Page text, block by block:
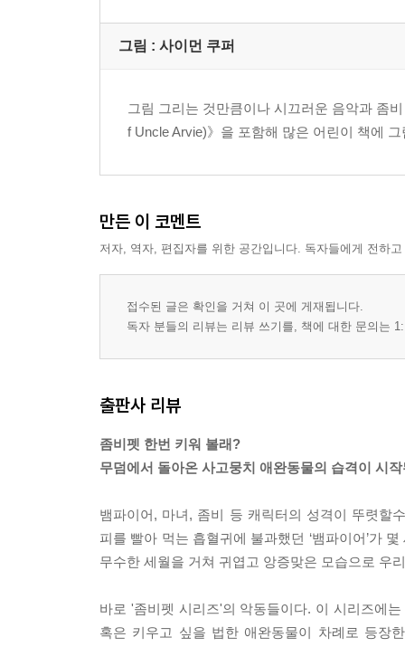
그림 : 사이먼 쿠퍼
그림 그리는 것만큼이나 시끄러운 음악과 좀
f Uncle Arvie)》을 포함해 많은 어린이 책에
만든 이 코멘트
저자, 역자, 편집자를 위한 공간입니다. 독자들에게 전하
접수된 글은 확인을 거쳐 이 곳에 게재됩니다.
독자 분들의 리뷰는 리뷰 쓰기를, 책에 대한 문의는
출판사 리뷰
좀비펫 한번 키워 볼래?
무덤에서 돌아온 사고뭉치 애완동물의 습격이 시
뱀파이어, 마녀, 좀비 등 캐릭터의 성격이 뚜렷할
피를 빨아 먹는 흡혈귀에 불과했던 ‘뱀파이어’가
무수한 세월을 거쳐 귀엽고 앙증맞은 모습으로 우
바로 '좀비펫 시리즈'의 악동들이다. 이 시리즈에
혹은 키우고 싶을 법한 애완동물이 차례로 등장